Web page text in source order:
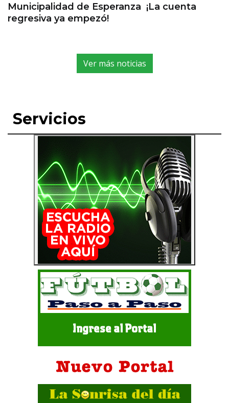
Municipalidad de Esperanza ¡La cuenta
regresiva ya empezó!
Ver más noticias
Servicios